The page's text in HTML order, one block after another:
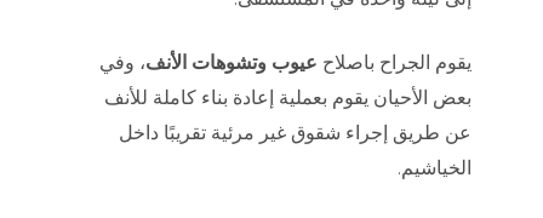
يقوم الجراح باصلاح عيوب وتشوهات الأنف، وفي
بعض الأحيان يقوم بعملية إعادة بناء كاملة للأنف
عن طريق إجراء شقوق غير مرئية تقريبًا داخل
الخياشيم.